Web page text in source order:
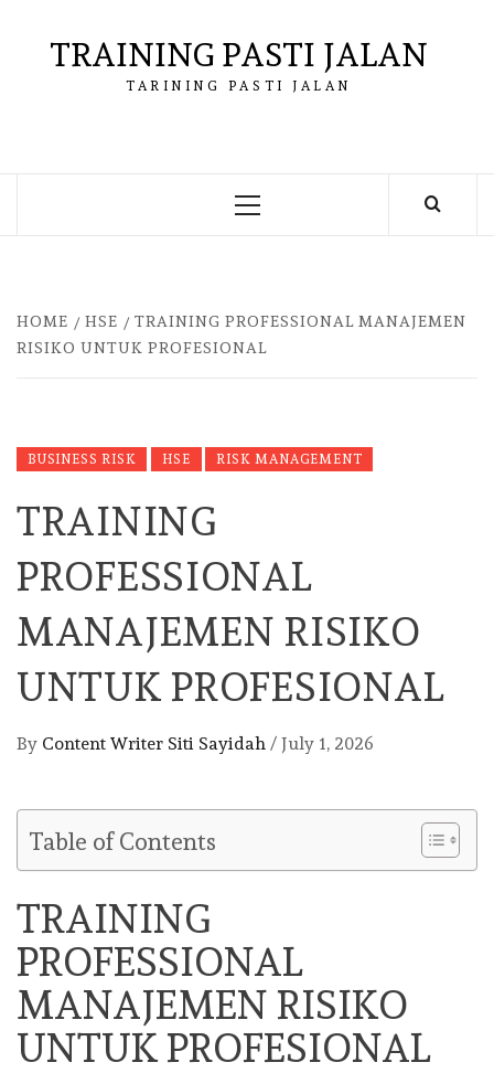
contentTRAINING PASTI JALAN
TARINING PASTI JALAN
Primary
HOME HSE
TRAINING PROFESSIONAL MANAJEMEN
RISIKO UNTUK PROFESIONAL
BUSINESS RISK HSE RISK MANAGEMENT
TRAINING
PROFESSIONAL
MANAJEMEN RISIKO
UNTUK PROFESIONAL
By Content Writer Siti Sayidah / July 1, 2026
Table of Contents
TRAINING
PROFESSIONAL
MANAJEMEN RISIKO
UNTUK PROFESIONAL